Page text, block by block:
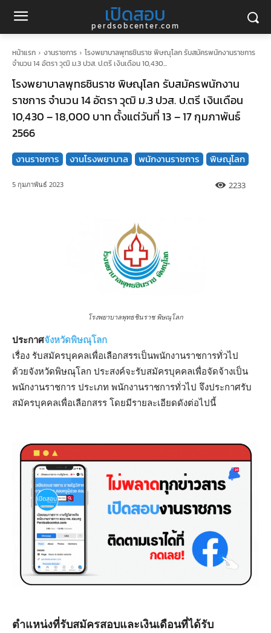
เปิดสอบ
perdsobcenter.com
หน้าแรก งานราชการ
โรงพยาบาลพุทธชินราช พิษณุโลก รับสมัครพนักงานราชการ
จำนวน 14 อัตรา วุฒิ ม.3 ปวส. ป.ตรี เงินเดือน 10,430...
โรงพยาบาลพุทธชินราช พิษณุโลก รับสมัครพนักงาน
ราชการ จำนวน 14 อัตรา วุฒิ ม.3 ปวส. ป.ตรี เงินเดือน
10,430 – 18,000 บาท ตั้งแต่วันที่ 13 – 17 กุมภาพันธ์
2566
งานราชการ งานโรงพยาบาล พนักงานราชการ พิษณุโลก
5 กุมภาพันธ์ 2023 2233
โรงพยาบาลพุทธชินราช พิษณุโลก
ประกาศจังหวัดพิษณุโลก
เรื่อง รับสมัครบุคคลเพื่อเลือกสรรเป็นพนักงานราชการทั่วไป
ด้วยจังหวัดพิษณุโลก ประสงค์จะรับสมัครบุคคลเพื่อจัดจ้างเป็น
พนักงานราชการ ประเภท พนักงานราชการทั่วไป จึงประกาศรับ
สมัครบุคคลเพื่อเลือกสรร โดยมีรายละเอียดดังต่อไปนี้
ตําแหน่งที่รับสมัครสอบและเงินเดือนที่ได้รับ